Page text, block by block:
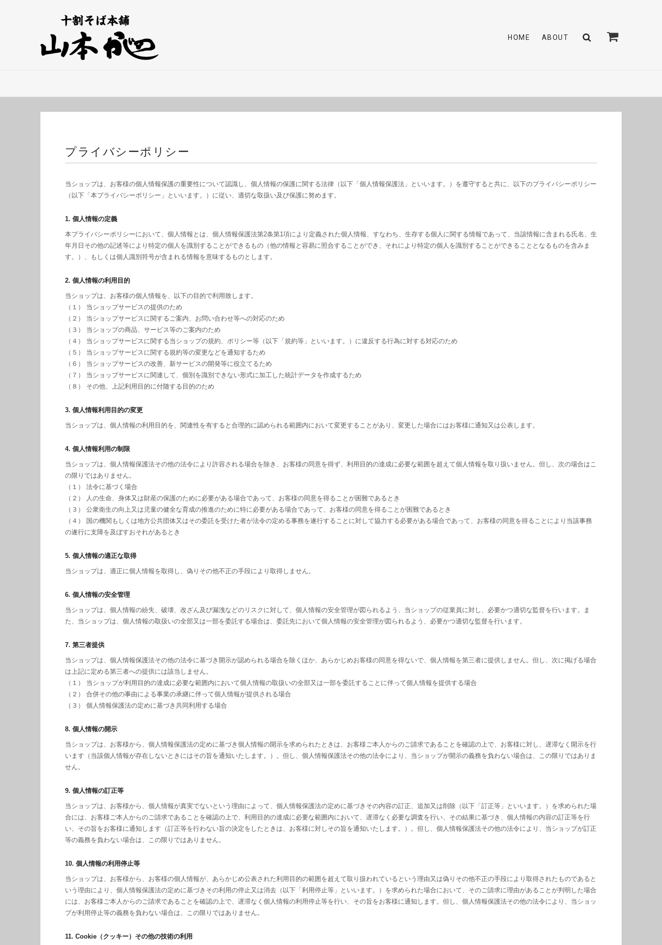
HOME ABOUT
プライバシーポリシー
当ショップは、お客様の個人情報保護の重要性について認識し、個人情報の保護に関する法律（以下「個人情報保護法」といいます。）を遵守すると共に、以下のプライバシーポリシー
（以下「本プライバシーポリシー」といいます。）に従い、適切な取扱い及び保護に努めます。
1. 個人情報の定義
本プライバシーポリシーにおいて、個人情報とは、個人情報保護法第2条第1項により定義された個人情報、すなわち、生存する個人に関する情報であって、当該情報に含まれる氏名、生
年月日その他の記述等により特定の個人を識別することができるもの（他の情報と容易に照合することができ、それにより特定の個人を識別することができることとなるものを含みま
す。）、もしくは個人識別符号が含まれる情報を意味するものとします。
2. 個人情報の利用目的
当ショップは、お客様の個人情報を、以下の目的で利用致します。
（１） 当ショップサービスの提供のため
（２） 当ショップサービスに関するご案内、お問い合わせ等への対応のため
（３） 当ショップの商品、サービス等のご案内のため
（４） 当ショップサービスに関する当ショップの規約、ポリシー等（以下「規約等」といいます。）に違反する行為に対する対応のため
（５） 当ショップサービスに関する規約等の変更などを通知するため
（６） 当ショップサービスの改善、新サービスの開発等に役立てるため
（７） 当ショップサービスに関連して、個別を識別できない形式に加工した統計データを作成するため
（８） その他、上記利用目的に付随する目的のため
3. 個人情報利用目的の変更
当ショップは、個人情報の利用目的を、関連性を有すると合理的に認められる範囲内において変更することがあり、変更した場合にはお客様に通知又は公表します。
4. 個人情報利用の制限
当ショップは、個人情報保護法その他の法令により許容される場合を除き、お客様の同意を得ず、利用目的の達成に必要な範囲を超えて個人情報を取り扱いません。但し、次の場合はこ
の限りではありません。
（１） 法令に基づく場合
（２） 人の生命、身体又は財産の保護のために必要がある場合であって、お客様の同意を得ることが困難であるとき
（３） 公衆衛生の向上又は児童の健全な育成の推進のために特に必要がある場合であって、お客様の同意を得ることが困難であるとき
（４） 国の機関もしくは地方公共団体又はその委託を受けた者が法令の定める事務を遂行することに対して協力する必要がある場合であって、お客様の同意を得ることにより当該事務
の遂行に支障を及ぼすおそれがあるとき
5. 個人情報の適正な取得
当ショップは、適正に個人情報を取得し、偽りその他不正の手段により取得しません。
6. 個人情報の安全管理
当ショップは、個人情報の紛失、破壊、改ざん及び漏洩などのリスクに対して、個人情報の安全管理が図られるよう、当ショップの従業員に対し、必要かつ適切な監督を行います。ま
た、当ショップは、個人情報の取扱いの全部又は一部を委託する場合は、委託先において個人情報の安全管理が図られるよう、必要かつ適切な監督を行います。
7. 第三者提供
当ショップは、個人情報保護法その他の法令に基づき開示が認められる場合を除くほか、あらかじめお客様の同意を得ないで、個人情報を第三者に提供しません。但し、次に掲げる場合
は上記に定める第三者への提供には該当しません。
（１） 当ショップが利用目的の達成に必要な範囲内において個人情報の取扱いの全部又は一部を委託することに伴って個人情報を提供する場合
（２） 合併その他の事由による事業の承継に伴って個人情報が提供される場合
（３） 個人情報保護法の定めに基づき共同利用する場合
8. 個人情報の開示
当ショップは、お客様から、個人情報保護法の定めに基づき個人情報の開示を求められたときは、お客様ご本人からのご請求であることを確認の上で、お客様に対し、遅滞なく開示を行
います（当該個人情報が存在しないときにはその旨を通知いたします。）。但し、個人情報保護法その他の法令により、当ショップが開示の義務を負わない場合は、この限りではありま
せん。
9. 個人情報の訂正等
当ショップは、お客様から、個人情報が真実でないという理由によって、個人情報保護法の定めに基づきその内容の訂正、追加又は削除（以下「訂正等」といいます。）を求められた場
合には、お客様ご本人からのご請求であることを確認の上で、利用目的の達成に必要な範囲内において、遅滞なく必要な調査を行い、その結果に基づき、個人情報の内容の訂正等を行
い、その旨をお客様に通知します（訂正等を行わない旨の決定をしたときは、お客様に対しその旨を通知いたします。）。但し、個人情報保護法その他の法令により、当ショップが訂正
等の義務を負わない場合は、この限りではありません。
10. 個人情報の利用停止等
当ショップは、お客様から、お客様の個人情報が、あらかじめ公表された利用目的の範囲を超えて取り扱われているという理由又は偽りその他不正の手段により取得されたものであると
いう理由により、個人情報保護法の定めに基づきその利用の停止又は消去（以下「利用停止等」といいます。）を求められた場合において、そのご請求に理由があることが判明した場合
には、お客様ご本人からのご請求であることを確認の上で、遅滞なく個人情報の利用停止等を行い、その旨をお客様に通知します。但し、個人情報保護法その他の法令により、当ショッ
プが利用停止等の義務を負わない場合は、この限りではありません。
11. Cookie（クッキー）その他の技術の利用